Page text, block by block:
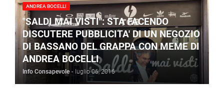
ANDREA BOCELLI
"SALDI MAI VISTI": STA FACENDO
DISCUTERE PUBBLICITA' DI UN NEGOZIO
DI BASSANO DEL GRAPPA CON MEME DI
ANDREA BOCELLI
Info Consapevole - luglio 06, 2016